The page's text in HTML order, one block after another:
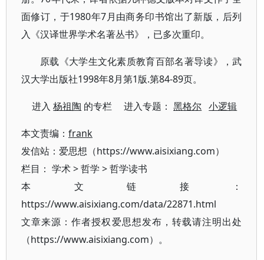
面修订，于1980年7月由商务印书馆出了新版，后列
入《汉译世界学术名著丛书》，已多次重印。
原载《大学生文化素质教育百部名著导读》，武
汉大学出版社1998年8月第1版.第84-89页。
进入杨祖陶 的专栏 进入专题：黑格尔 小逻辑
本文责编： frank
发信站：爱思想（https://www.aisixiang.com）
栏目： 学术>哲学 >哲学读书
本文链接：
https://www.aisixiang.com/data/22871.html
文章来源：作者授权爱思想发布，转载请注明出处
（https://www.aisixiang.com）。